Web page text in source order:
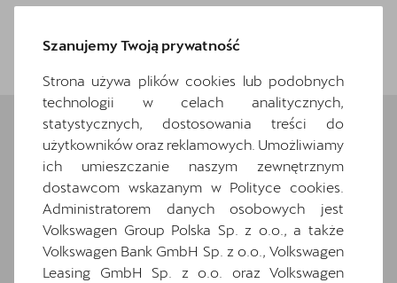
Wróć do listy
Wybrane elementy
wyposażenia
Ten samochód bazuje na wersji Leon. Zapoznaj
się z wybranymi elementami jego wyposażenia. O
pełną specyfikację zapytaj dealera.
Szanujemy Twoją prywatność
Strona używa plików cookies lub podobnych
technologii w celach analitycznych,
statystycznych, dostosowania treści do
użytkowników oraz reklamowych. Umożliwiamy
ich umieszczanie naszym zewnętrznym
dostawcom wskazanym w Polityce cookies.
Administratorem danych osobowych jest
Volkswagen Group Polska Sp. z o.o., a także
Volkswagen Bank GmbH Sp. z o.o., Volkswagen
Leasing GmbH Sp. z o.o. oraz Volkswagen